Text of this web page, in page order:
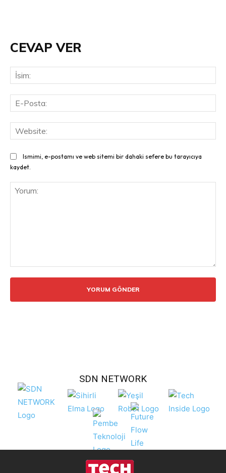
CEVAP VER
Ismimi, e-postamı ve web sitemi bir dahaki sefere bu tarayıcıya
kaydet.
SDN NETWORK